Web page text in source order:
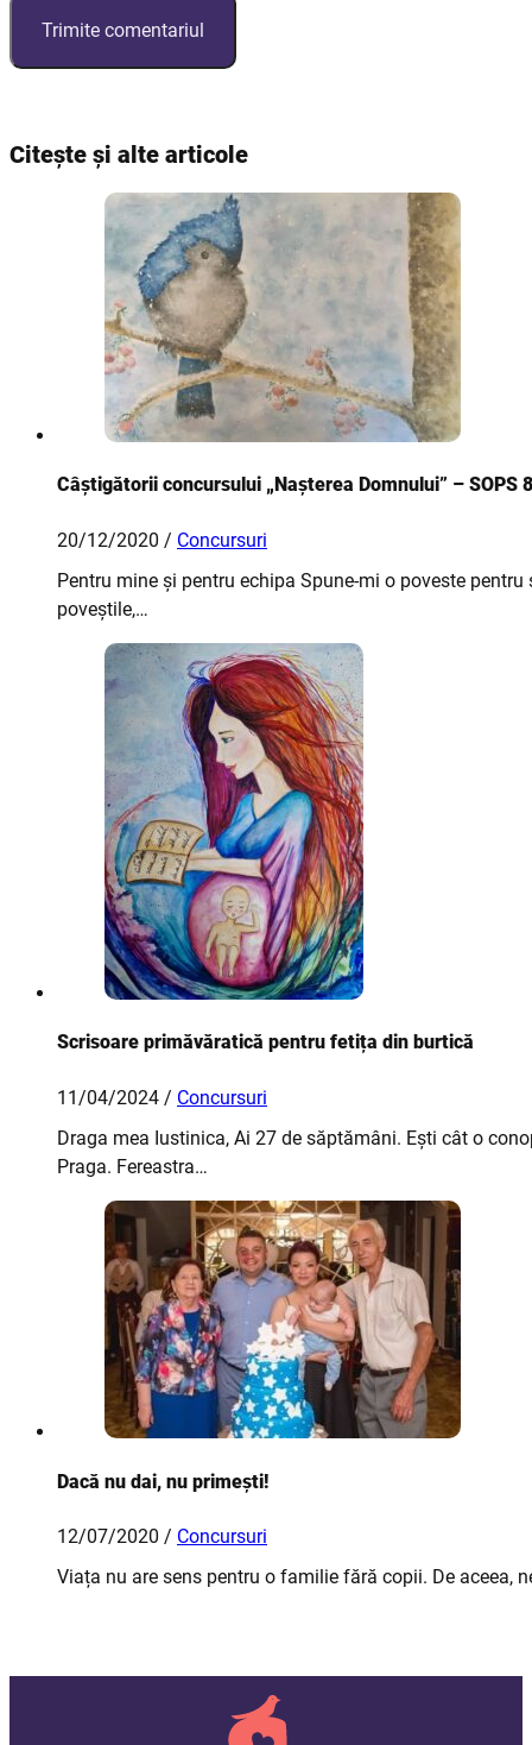
Citește și alte articole
Câștigătorii concursului „Nașterea Domnului” – SOPS
20/12/2020 / Concursuri
Pentru mine și pentru echipa Spune-mi o poveste
poveștile,…
Scrisoare primăvăratică pentru fetița din burtică
11/04/2024 / Concursuri
Draga mea Iustinica, Ai 27 de săptămâni. Ești cât o
Praga. Fereastra…
Dacă nu dai, nu primești!
12/07/2020 / Concursuri
Viața nu are sens pentru o familie fără copii. De aceea,